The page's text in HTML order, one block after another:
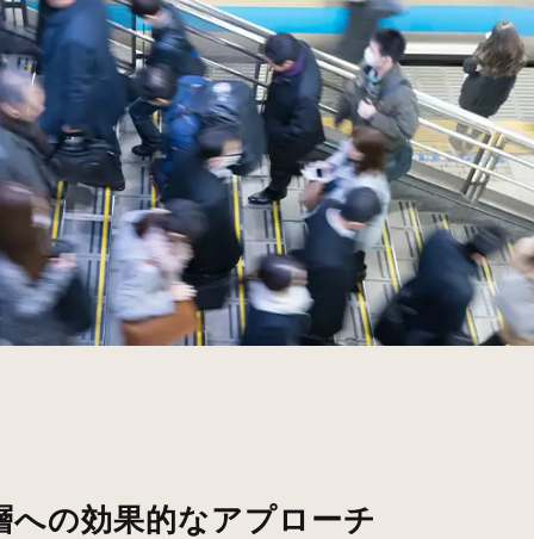
への効果的なアプローチ